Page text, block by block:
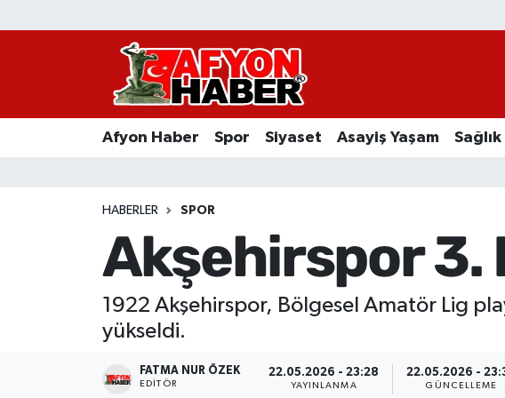
Afyon Haber Spor Siyaset Asayiş Yaşam Sağlık
HABERLER SPOR
Akşehirspor 3.
1922 Akşehirspor, Bölgesel Amatör Lig
yükseldi.
FATMA NUR ÖZEK
EDITÖR
22.05.2026 - 23:28
YAYINLANMA
22.05.2026 -
GÜNCELLEME
Afyon Haber
Asayiş Yaşam
Sivil Toplum
Ekonomi